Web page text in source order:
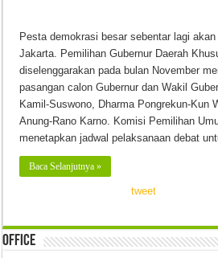
Pesta demokrasi besar sebentar lagi
Jakarta. Pemilihan Gubernur Daerah
diselenggarakan pada bulan November
pasangan calon Gubernur dan Wakil
Kamil-Suswono, Dharma Pongrekun-Kun
Anung-Rano Karno. Komisi Pemilihan
menetapkan jadwal pelaksanaan debat
Baca Selanjutnya »
tweet
Office